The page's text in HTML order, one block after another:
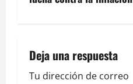
ó
Deja una respuesta
Tu dirección de correo